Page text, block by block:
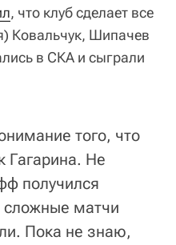
, что клуб сделает все
Ковальчук, Шипачев
в СКА и сыграли
того, что
Гагарина. Не
получился
сложные матчи
Пока не знаю,